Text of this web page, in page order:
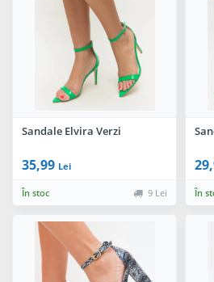
Sandale Elvira Verzi
35,99 Lei
În stoc 9 Lei În